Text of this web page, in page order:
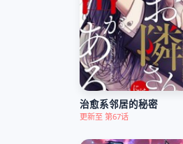
治愈系邻居的秘密
更新至 第67话